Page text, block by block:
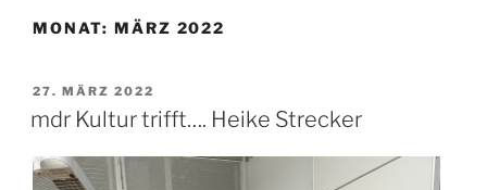
MONAT: MÄRZ 2022
VERÖFFENTLICHT
27. MÄRZ 2022
mdr Kultur trifft…. Heike Strecker